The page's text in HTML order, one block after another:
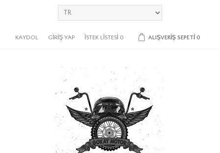
KAYDOL GIRIŞ YAP İSTEK LISTESI 0 ALIŞVERIŞ SEPETI 0